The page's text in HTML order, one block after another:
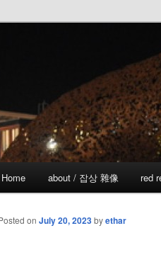
Home about / 잡상 雜像 red
on July 20, 2023byethar